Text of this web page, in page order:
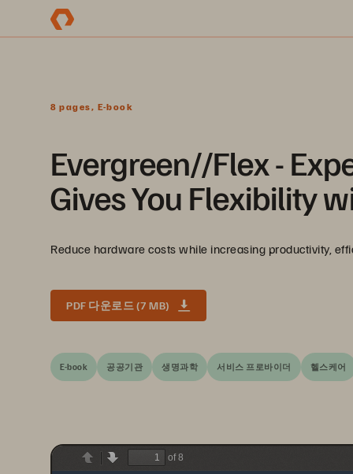
8 pages, E-book
Evergreen//Flex -
Gives You Flexibility
Reduce hardware costs while increasing productivity,
PDF 다운로드 (7 MB)
E-book 공공기관 생명과학 서비스 프로바이더 헬스케어
PreviousNext
of 8